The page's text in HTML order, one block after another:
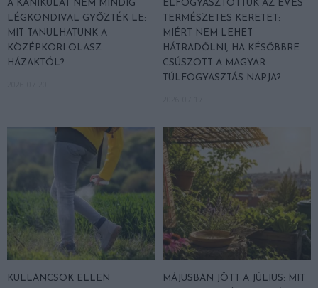
A KÁNIKULÁT NEM MINDIG
LÉGKONDIVAL GYŐZTÉK LE:
MIT TANULHATUNK A
KÖZÉPKORI OLASZ
HÁZAKTÓL?
ELFOGYASZTOTTUK AZ ÉVES
TERMÉSZETES KERETET:
MIÉRT NEM LEHET
HÁTRADŐLNI, HA KÉSŐBBRE
CSÚSZOTT A MAGYAR
TÚLFOGYASZTÁS NAPJA?
KULLANCSOK ELLEN
MÁJUSBAN JÖTT A JÚLIUS: MIT